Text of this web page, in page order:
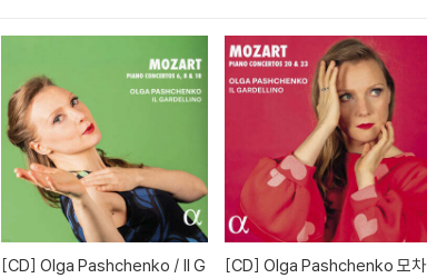
[CD] Olga Pashchenko / Il G
[CD] Olga Pashchenko 모차